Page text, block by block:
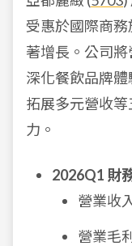
受惠於國際商
著增長。公司
深化餐飲品牌
拓展多元營收
力。
2026Q1 財
營業收
營業毛